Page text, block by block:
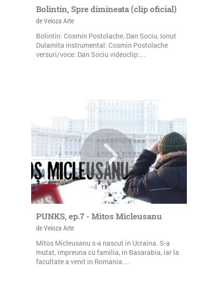
Bolintin, Spre dimineata (clip oficial)
de Veioza Arte
Bolintin: Cosmin Postolache, Dan Sociu, Ionut
Dulamita instrumental: Cosmin Postolache
versuri/voce: Dan Sociu videoclip:...
PUNKS, ep.7 - Mitos Micleusanu
de Veioza Arte
Mitos Micleusanu s-a nascut in Ucraina. S-a
mutat, impreuna cu familia, in Basarabia, iar la
facultate a venit in Romania....